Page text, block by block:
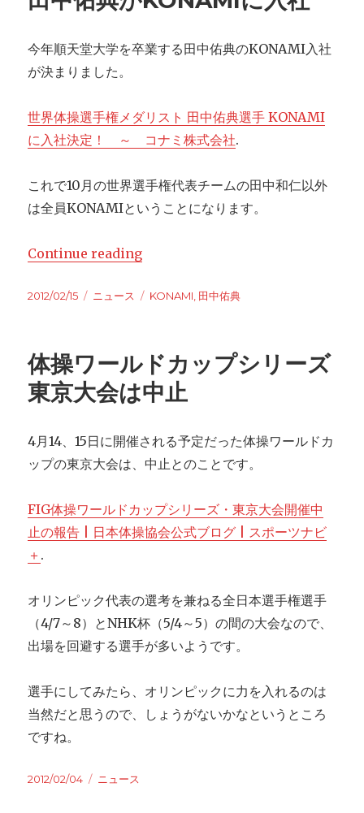
今年順天堂大学を卒業する田中佑典のKONAMI入社
が決まりました。
世界体操選手権メダリスト 田中佑典選手 KONAMI
に入社決定！ ～ コナミ株式会社.
これで10月の世界選手権代表チームの田中和仁以外
は全員KONAMIということになります。
Continue reading
Posted
2012/02/15 Categories
ニュース Tags
KONAMI 田中佑典
体操ワールドカップシリーズ
東京大会は中止
4月14、15日に開催される予定だった体操ワールドカ
ップの東京大会は、中止とのことです。
FIG体操ワールドカップシリーズ・東京大会開催中
止の報告 | 日本体操協会公式ブログ | スポーツナビ
＋ .
オリンピック代表の選考を兼ねる全日本選手権選手
（4/7～8）とNHK杯（5/4～5）の間の大会なので、
出場を回避する選手が多いようです。
選手にしてみたら、オリンピックに力を入れるのは
当然だと思うので、しょうがないかなというところ
ですね。
Posted
2012/02/04 Categories
ニュース